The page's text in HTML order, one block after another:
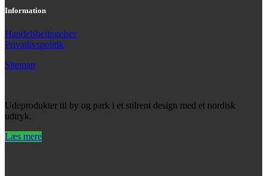
Information
Handelsbetingelser
Privatlivspolitik
Sitemap
Udeprodukter til by og park i et stilrent design med et nordisk
udtryk.
Læs mere